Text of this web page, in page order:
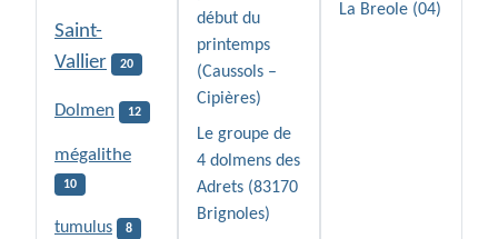
Saint-
Vallier
20
Dolmen 12
mégalithe
10
tumulus 8
début du
printemps
(Caussols –
Cipières)
Le groupe de
4 dolmens des
Adrets (83170
Brignoles)
La Breole (04)